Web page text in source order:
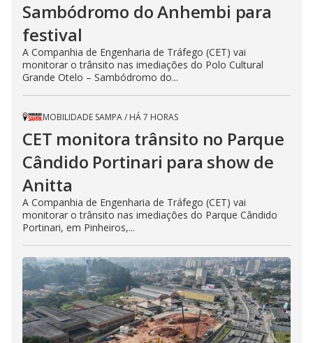
Sambódromo do Anhembi para
festival
A Companhia de Engenharia de Tráfego (CET) vai
monitorar o trânsito nas imediações do Polo Cultural
Grande Otelo – Sambódromo do...
MOBILIDADE SAMPA/ HÁ 7 HORAS
CET monitora trânsito no Parque
Cândido Portinari para show de
Anitta
A Companhia de Engenharia de Tráfego (CET) vai
monitorar o trânsito nas imediações do Parque Cândido
Portinari, em Pinheiros,...